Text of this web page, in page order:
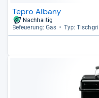
Tepro Albany
Nachhaltig
Befeue­rung: Gas
Typ: Tisch­grill